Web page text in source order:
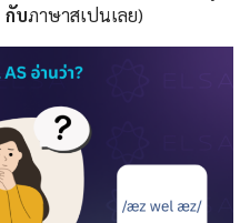
กับภาษาสเปนเลย)